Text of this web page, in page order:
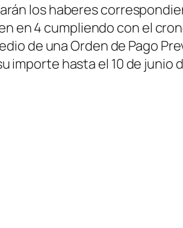
los haberes
en 4 cumpliendo con el
de una Orden de Pago
importe hasta el 10 de junio